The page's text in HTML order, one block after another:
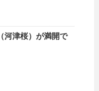
河津桜）が満開で